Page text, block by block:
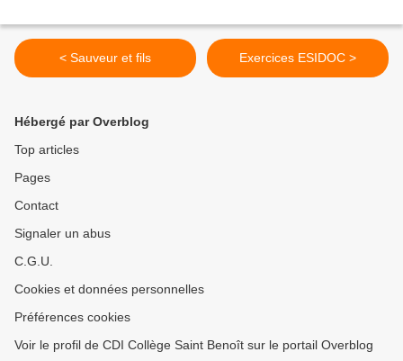
< Sauveur et fils Exercices ESIDOC >
Hébergé par Overblog
Top articles
Pages
Contact
Signaler un abus
C.G.U.
Cookies et données personnelles
Préférences cookies
Voir le profil de CDI Collège Saint Benoît sur le portail Overblog